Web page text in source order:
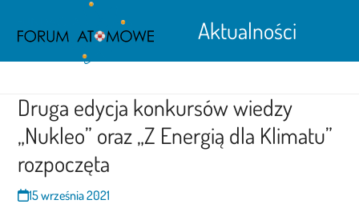
contentmobile
menu
mobile
menu
Aktualności
Druga edycja konkursów wiedzy
„Nukleo” oraz „Z Energią dla Klimatu”
rozpoczęta
15 września 2021